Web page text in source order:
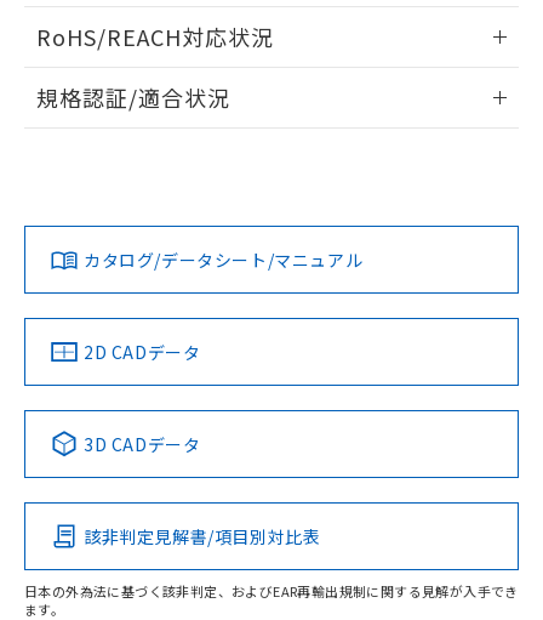
タイムチャート
A: 70mm以上、B: 45mm以上
上、n: 54mm以上
検出物体の大きさと材質による影響
検出領域
ドすることができます。
ログイン/会員登録
ダウンロードデータをご利用いただく前に、以下を必ずお読
みください。
ソフトウェアの使用条件
RoHS/REACH対応状況
EU RoHS 注意事項・凡例
対応済み
中国 RoHS 注意事項・凡例
Pb Hg Cd Cr(VI)
O
規格認証/適合状況
LR型式承認
（イギリス
船舶規格）
DNV型式承認
（ノルウェー
BV型式承認
（フランス
KR型式
（韓国
No No No No
この製品の規格認証/適合状況ページへ
その他の認証はこちらのページからご検索ください
カタログ/データシート/マニュアル
2D CADデータ
3D CADデータ
該非判定見解書/項目別対比表
日本の外為法に基づく該非判定、およびEAR再輸出規制に関する見解が入手でき
ます。